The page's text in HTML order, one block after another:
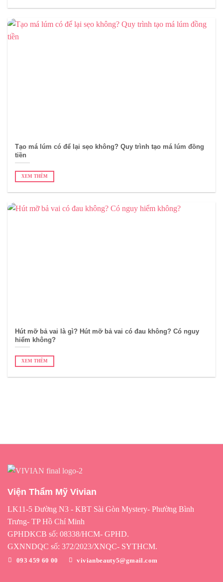
Tạo má lúm có để lại sẹo không? Quy trình tạo má lúm đồng
tiền
XEM THÊM
Hút mỡ bả vai là gì? Hút mỡ bả vai có đau không? Có nguy
hiểm không?
XEM THÊM
Viện Thẩm Mỹ Vivian
LK11-5 Đường N3 - KBT Sài Gòn Mystery- Phường Bình
Trưng- TP Hồ Chí Minh
GPHDKCB số: 08338/HCM- GPHD.
GXNNDQC số: 372/2023/XNQC- SYTHCM.
093 459 60 00 vivianbeauty5@gmail.com